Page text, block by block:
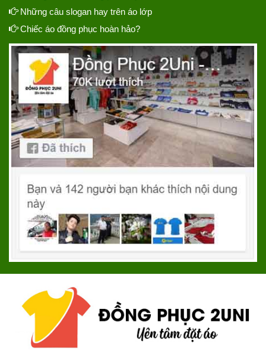
Những câu slogan hay trên áo lớp
Chiếc áo đồng phục hoàn hảo?